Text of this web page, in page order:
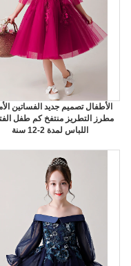
الأطفال تصميم جديد الفساتين
مطرز التطريز منتفخ كم طفل
اللباس لمدة 2-12 سنة